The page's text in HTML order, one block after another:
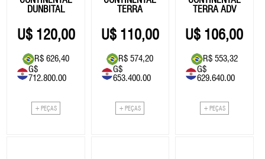
Lubrificantes/Graxa
Lubrificantes/Graxa
40654
5WT - 1L
77340
BOMBA AR
STERLING L
35.00
DUNBITAL
120,00
R$ 626,40
G$
712.800.00
+ PEÇAS
TERRA
110,00
R$ 574,20
G$
653.400.00
+ PEÇAS
TERRA ADV
106,00
R$ 553,32
G$
629.640.00
+ PEÇAS